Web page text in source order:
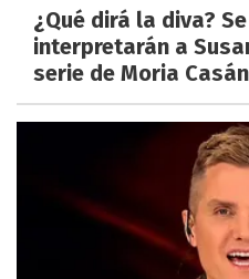
¿Qué dirá la diva?
interpretarán a
serie de Moria Casán